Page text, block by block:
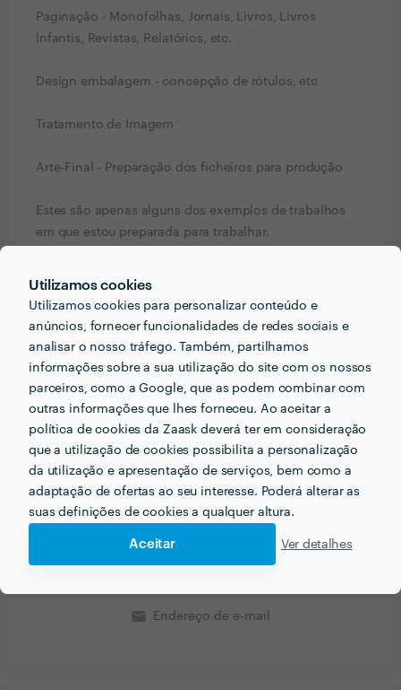
Utilizamos cookies
Utilizamos cookies para personalizar conteúdo e
anúncios, fornecer funcionalidades de redes sociais e
analisar o nosso tráfego. Também, partilhamos
informações sobre a sua utilização do site com os nossos
parceiros, como a Google, que as podem combinar com
outras informações que lhes forneceu. Ao aceitar a
política de cookies da Zaask deverá ter em consideração
que a utilização de cookies possibilita a personalização
da utilização e apresentação de serviços, bem como a
adaptação de ofertas ao seu interesse. Poderá alterar as
suas definições de cookies a qualquer altura.
Aceitar Ver detalhes
Paginação - Monofolhas, Jornais, Livros, Livros
Infantis, Revistas, Relatórios, etc.
Design embalagem - concepção de rótulos, etc
Tratamento de Imagem
Arte-Final - Preparação dos ficheiros para produção
Estes são apenas alguns dos exemplos de trabalhos
em que estou preparada para trabalhar.
********************************
E porque hoje em dia o virtual facilita a comunicação,
não existe limites para trabalhar para qualquer zona do
país, mesmo do mundo.
Passo recibos verdes
Pedir orçamentos Contactar profissional
Verificar disponibilidade
email Endereço de e-mail